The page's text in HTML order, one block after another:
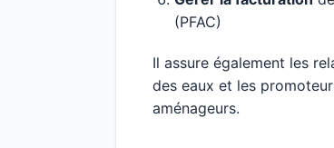
(PFAC)
Il assure également les
des eaux et les
aménageurs.